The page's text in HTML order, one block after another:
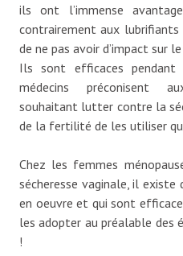
ils ont l’immense
contrairement aux
de ne pas avoir d’impact sur
Ils sont efficaces pendant
médecins préconisent
souhaitant lutter contre la
de la fertilité de les utiliser
Chez les femmes
sécheresse vaginale, il
en oeuvre et qui sont
les adopter au préalable des
!